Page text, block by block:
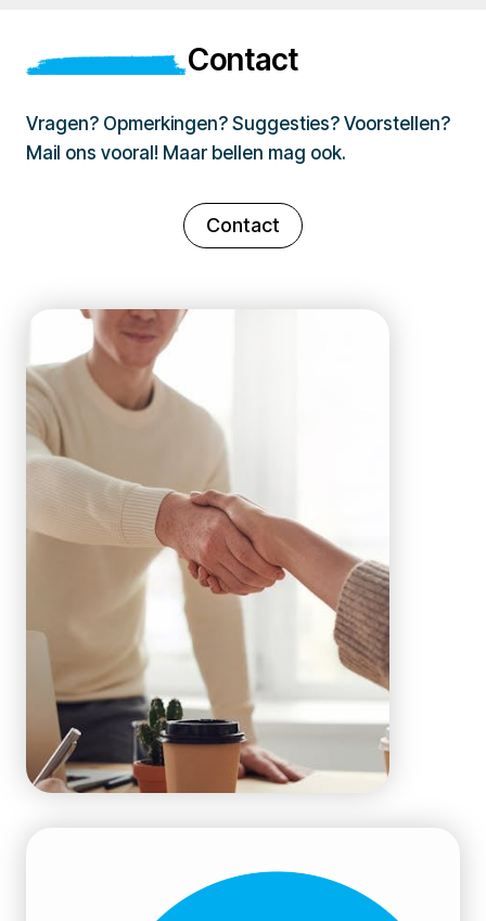
Contact
Vragen? Opmerkingen? Suggesties? Voorstellen?
Mail ons vooral! Maar bellen mag ook.
Contact